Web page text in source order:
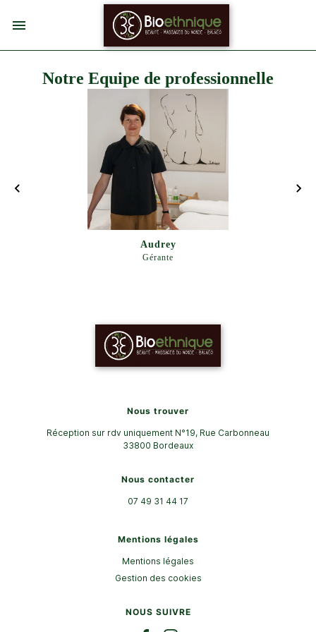
Notre Equipe de professionnelle
Audrey
Gérante
Nous trouver
Réception sur rdv uniquement N°19, Rue Carbonneau
33800 Bordeaux
Nous contacter
07 49 31 44 17
Mentions légales
Mentions légales
Gestion des cookies
NOUS SUIVRE